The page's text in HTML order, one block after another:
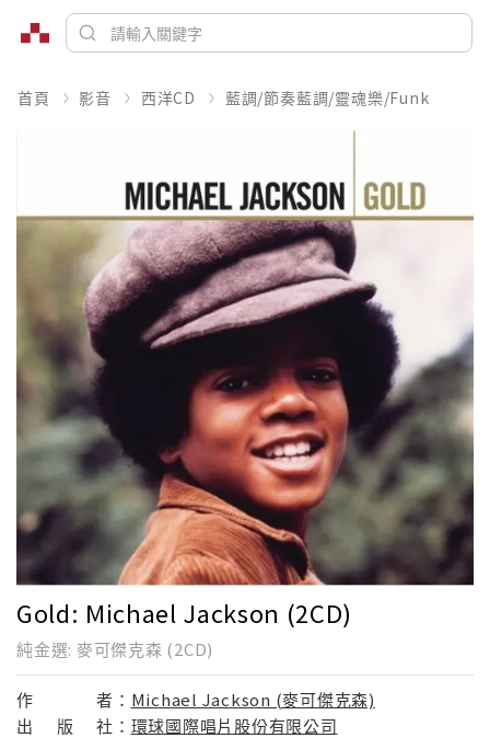
首頁 影音 西洋CD 藍調/節奏藍調/靈魂樂/Funk
Gold: Michael Jackson (2CD)
純金選: 麥可傑克森 (2CD)
作 者： Michael Jackson (麥可傑克森)
出
版 社： 環球國際唱片股份有限公司